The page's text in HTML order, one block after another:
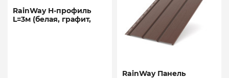
RainWay H-профиль
L=3м (белая, графит,
RainWay Панель